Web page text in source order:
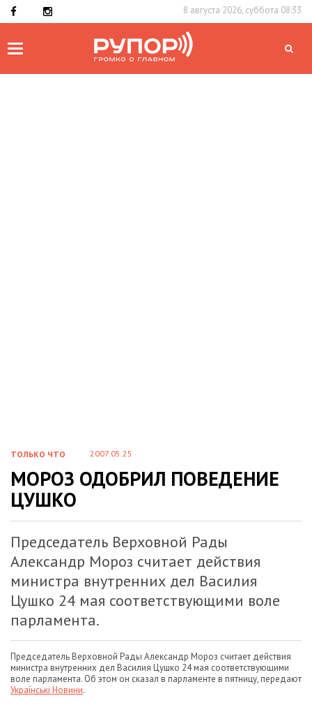
8 августа 2026, суббота 08:33
Toggle
ТОЛЬКО ЧТО 2007.05.25
МОРОЗ ОДОБРИЛ ПОВЕДЕНИЕ
ЦУШКО
Председатель Верховной Рады
Александр Мороз считает действия
министра внутренних дел Василия
Цушко 24 мая соответствующими воле
парламента.
Председатель Верховной Рады Александр Мороз считает действия
министра внутренних дел Василия Цушко 24 мая соответствующими
воле парламента. Об этом он сказал в парламенте в пятницу, передают
Українські Новини.